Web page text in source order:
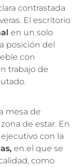
contrastada
El escritorio
en un solo
posición del
con
trabajo de
mesa de
de estar. En
con la
en el que se
como